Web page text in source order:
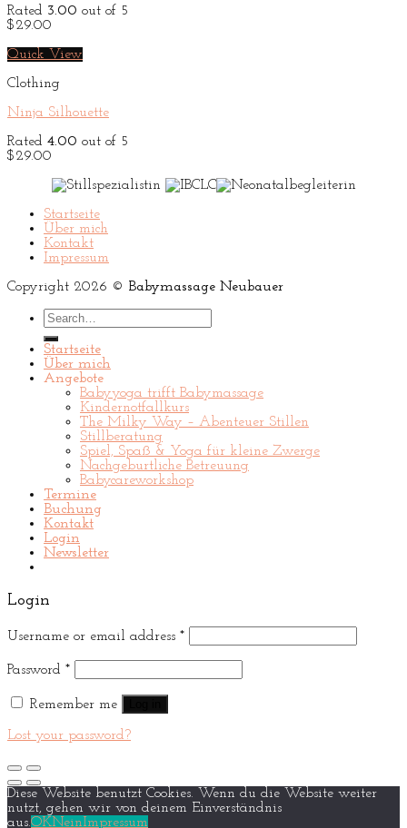
Rated 3.00 out of 5
$29.00
Quick View
Clothing
Ninja Silhouette
Rated 4.00 out of 5
$29.00
Startseite
Über mich
Kontakt
Impressum
Copyright 2026 © Babymassage Neubauer
Search
for:
Startseite
Über mich
Angebote
Babyyoga trifft Babymassage
Kindernotfallkurs
The Milky Way – Abenteuer Stillen
Stillberatung
Spiel, Spaß & Yoga für kleine Zwerge
Nachgeburtliche Betreuung
Babycareworkshop
Termine
Buchung
Kontakt
Login
Newsletter
Login
Username or email address *
Password *
Remember me
Lost your password?
Diese Website benutzt Cookies. Wenn du die Website weiter
nutzt, gehen wir von deinem Einverständnis
aus.OKNeinImpressum